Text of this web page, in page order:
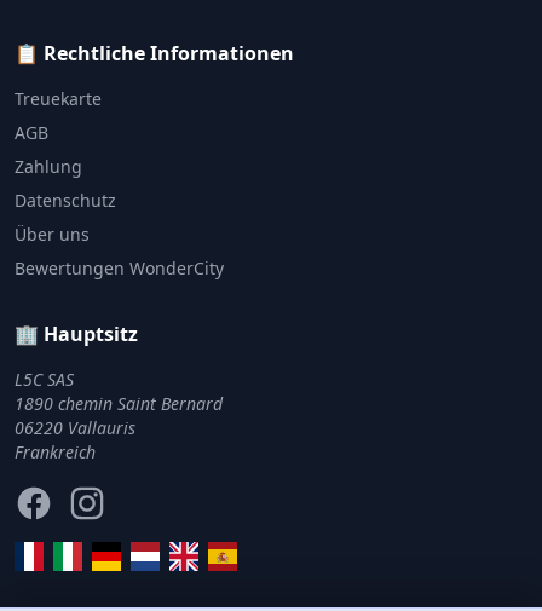
📋 Rechtliche Informationen
Treuekarte
AGB
Zahlung
Datenschutz
Über uns
Bewertungen WonderCity
🏢 Hauptsitz
L5C SAS
1890 chemin Saint Bernard
06220 Vallauris
Frankreich
FacebookInstagram